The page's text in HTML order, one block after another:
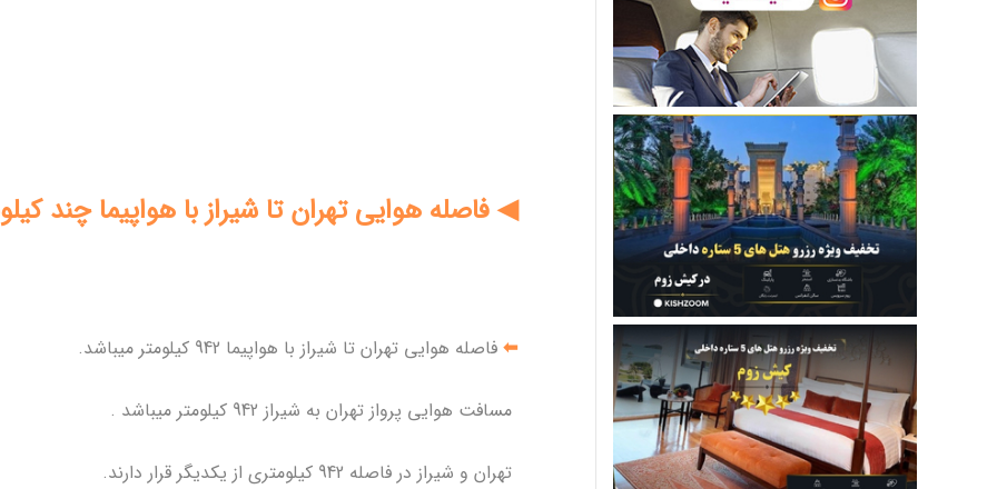
◀ فاصله هوایی تهران تا شیراز با هواپیما چند
⬅ فاصله هوایی تهران تا شیراز با هواپیما 942 کیلومتر میباشد.
مسافت هوایی پرواز تهران به شیراز 942 کیلومتر میباشد .
تهران و شیراز در فاصله 942 کیلومتری از یکدیگر قرار دارند.